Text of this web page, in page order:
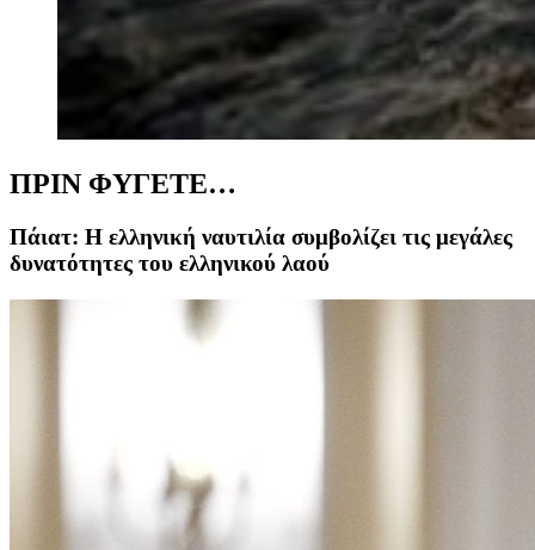
ΠΡΙΝ ΦΥΓΕΤΕ…
Πάιατ: Η ελληνική ναυτιλία συμβολίζει τις μεγάλες
δυνατότητες του ελληνικού λαού